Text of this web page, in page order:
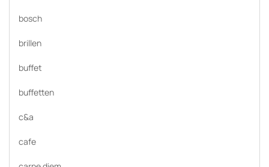
bosch
brillen
buffet
buffetten
c&a
cafe